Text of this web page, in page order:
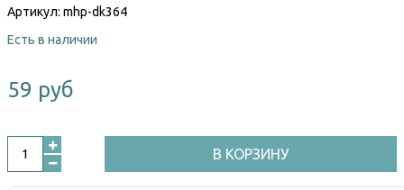
Артикул: mhp-dk364
Есть в наличии
59 руб
В КОРЗИНУ